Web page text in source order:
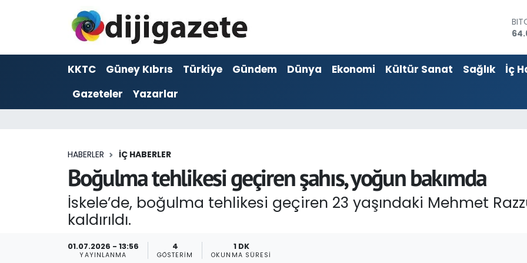
KKTC Güney Kıbrıs Türkiye Gündem Dünya Ekonomi Kültür Sanat Sağlık İç
Gazeteler
Yazarlar
HABERLER İÇ HABERLER
Boğulma tehlikesi geçiren şahıs, yoğun bakımda
İskele’de, boğulma tehlikesi geçiren 23 yaşındaki Mehmet
kaldırıldı.
01.07.2026 - 13:56
YAYINLANMA
4
GÖSTERIM
1 DK
OKUNMA SÜRESI
ADVERTORIAL
Dijigazete
Foto Galeri
Hava Durumu
Trafik Durumu
Son Dakika Haberleri
Haber Arşivi